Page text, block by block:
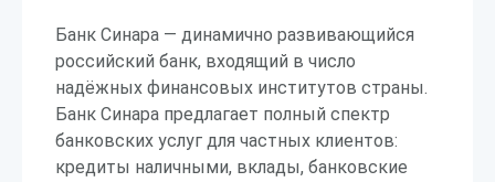
Банк Синара — динамично развивающийся
российский банк, входящий в число
надёжных финансовых институтов страны.
Банк Синара предлагает полный спектр
банковских услуг для частных клиентов:
кредиты наличными, вклады, банковские